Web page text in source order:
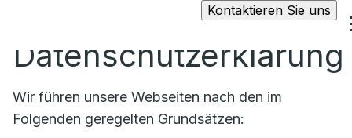
Kontaktieren Sie uns
Datenschutzerklärung
Wir führen unsere Webseiten nach den im
Folgenden geregelten Grundsätzen: